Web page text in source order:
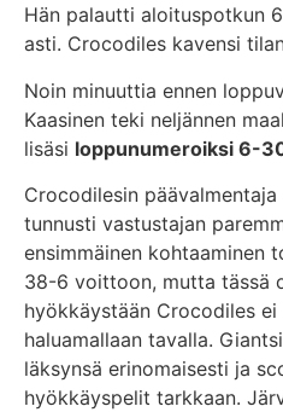
Hän palautti aloituspotkun
asti. Crocodiles kavensi
Noin minuuttia ennen
Kaasinen teki neljännen
lisäsi loppunumeroiksi 6-
Crocodilesin päävalmentaja
tunnusti vastustajan
ensimmäinen kohtaaminen
38-6 voittoon, mutta tässä
hyökkäystään Crocodiles
haluamallaan tavalla.
läksynsä erinomaisesti ja
hyökkäyspelit tarkkaan.